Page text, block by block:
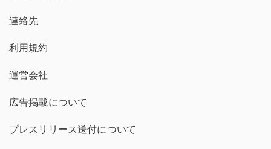
連絡先
利用規約
運営会社
広告掲載について
プレスリリース送付について